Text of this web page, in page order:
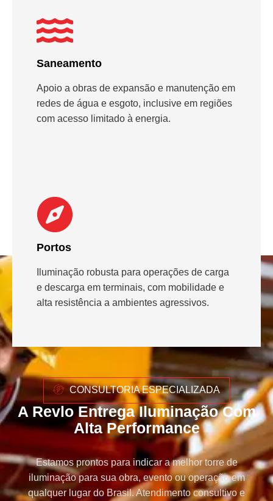
Saneamento
Apoio a obras de expansão e manutenção em
redes de água e esgoto, inclusive em regiões
com acesso limitado à energia.
Portos
Iluminação robusta para operações de carga
e descarga em terminais, com mobilidade e
alta resistência a ambientes agressivos.
CONSULTORIA ESPECIALIZADA
A Revlo Entrega Iluminação Com
Alta Performance
Estamos prontos para indicar a melhor torre de
iluminação para sua obra, evento ou operação em
qualquer lugar do Brasil. Atendimento consultivo e